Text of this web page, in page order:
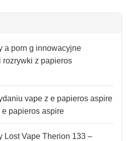
a porn g innowacyjne
rozrywki z papieros
vape z e papieros aspire
papieros aspire
Lost Vape Therion 133 –